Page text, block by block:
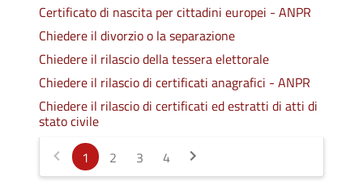
Certificato di nascita per cittadini europei - ANPR
Chiedere il divorzio o la separazione
Chiedere il rilascio della tessera elettorale
Chiedere il rilascio di certificati anagrafici - ANPR
Chiedere il rilascio di certificati ed estratti di atti di
stato civile
1
2 3 4